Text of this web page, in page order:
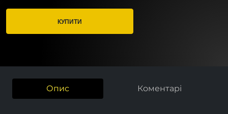
КУПИТИ
Опис Коментарі